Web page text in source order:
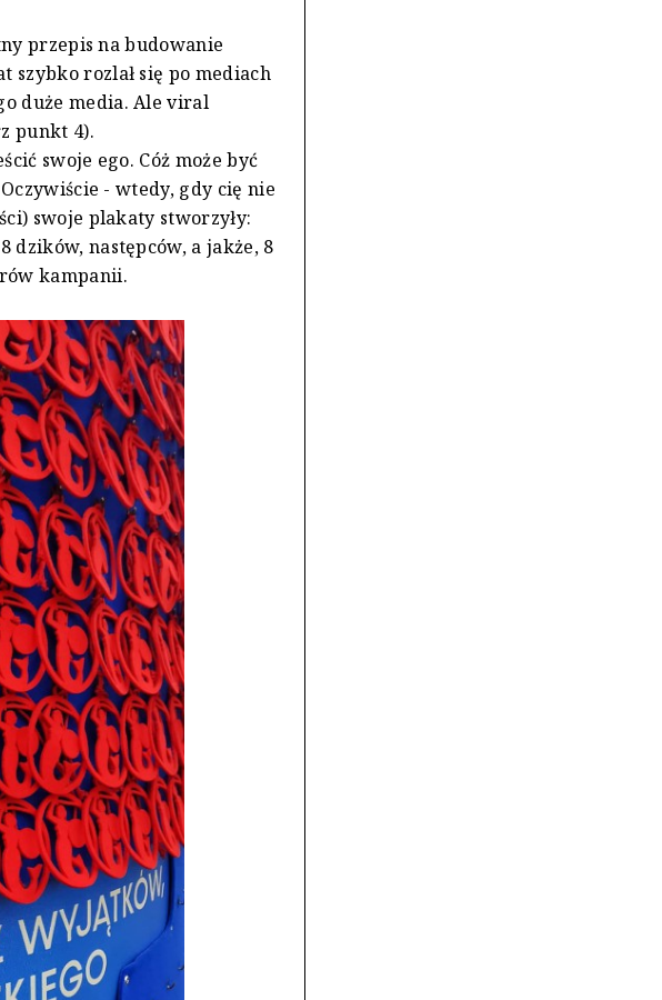
przepis na budowanie
szybko rozlał się po mediach
duże media. Ale viral
punkt 4).
swoje ego. Cóż może być
- wtedy, gdy cię nie
swoje plakaty stworzyły:
dzików, następców, a jakże, 8
kampanii.